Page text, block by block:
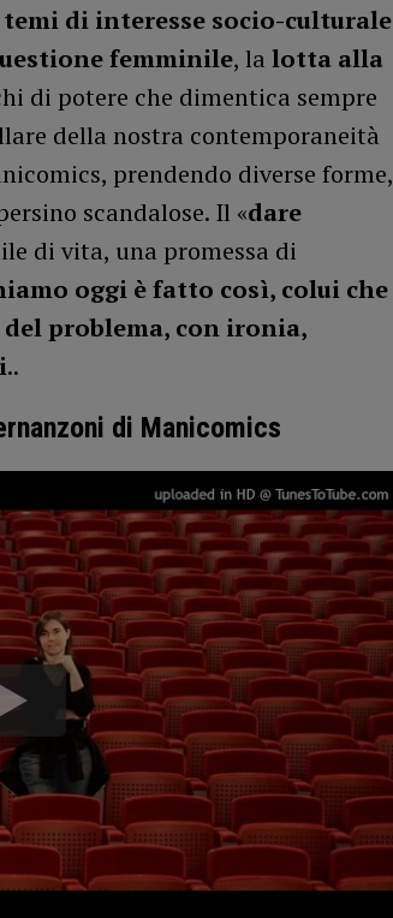
temi di interesse socio-culturale
femminile, la lotta alla
di potere che dimentica sempre
della nostra contemporaneità
prendendo diverse forme,
scandalose. Il «dare
di vita, una promessa di
oggi è fatto così, colui che
problema, con ironia,
..
di Manicomics